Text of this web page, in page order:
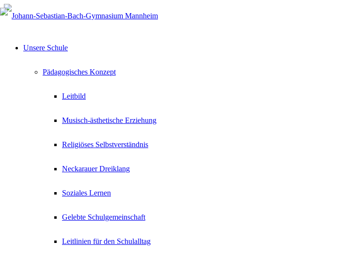
Unsere Schule
Pädagogisches Konzept
Leitbild
Musisch-ästhetische Erziehung
Religiöses Selbstverständnis
Neckarauer Dreiklang
Soziales Lernen
Gelebte Schulgemeinschaft
Leitlinien für den Schulalltag